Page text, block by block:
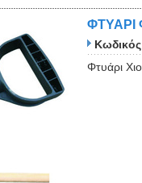
ΦΤΥΑΡΙ
Φτυάρι